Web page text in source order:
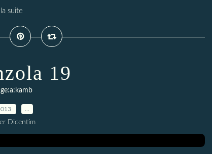
suite
19
Dicentim